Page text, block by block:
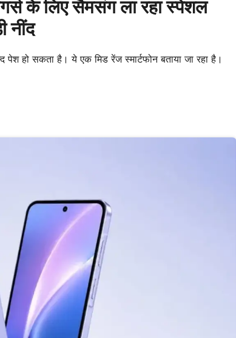
के लिए सैमसंग ला रहा स्पेशल
नींद
हो सकता है। ये एक मिड रेंज स्मार्टफोन बताया जा रहा है।